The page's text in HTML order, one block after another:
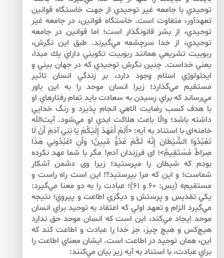
توحيدي با جامعه غير توحيدي از جهت خاستگاه قوانين
تعهدآور، متفاوت است. خاستگاه قوانين، در جامعه غير
توحيدي، از بشر قانونگذار است؛ اما قوانين در جامعه
توحيدي، از خدا سرچشمه مي‌‌گيرند. طبق اين نگرش،
ربوبيت تشريعي همانند ربوبيت تكويني داراي يك مبدا،
يعني خداست. چنين نگرش توحيدي كه در جهان بيني و
ايدئولوژي اسلام وجود دارد، بر زندگي انسان تاثير
مستقيم مي‌‌گذارد؛ زيرا انسان موحد را به اين باور
مي‌‌رساند كه براي رسيدن به سعادت بايد تمام رفتارهاي او
با هدف كسب رضايت الاهي انجام پذيرد و رنگ خدايي
داشته باشد؛ والّا باعث هلاكت ابدي او مي‌‌شود. آيت‌الله
خامنه‌‌اى با استناد به آيه: <أَلَمْ أَعْهَدْ إِلَيْكُمْ يَا بَنِي آدَمَ أَنْ لَا
تَعْبُدُوا الشَّيْطَانَ إِنَّهُ لَكُمْ عَدُوٌّ مُبِينٌ؛ وَأَنِ اعْبُدُونِي هَذَا
صِرَاطٌ مُسْتَقِيمٌ>؛ اى فرزندان آدم! مگر با شما عهد نكرده
بودم كه شيطان را مپرستيد؛ زيرا وى دشمن آشكار
شماست؛ و اين كه مرا بپرستيد؟! اين است راه راست و
مستقيم» (يس: ۶۰ و ۶۱)؛ عبادت را به دو معنا مي‌‌گيرد:
يكي تقديس و پرستش و ديگري اطاعت و پيروي؛ نتيجه
مي‌‌گيرد الزام و تعهد اولي كه اعتقاد به توحيد براي انسان
موحد ايجاد مي‌‌كند، اين است كه انسان موحد حق ندارد
هيچ‌‌كس و هيچ چيز، جز خدا را عبادت و اطاعت كند كه
اين، همان توحيد در اطاعت است. ايشان معناي اطاعت را
براي عبادت، با استناد به آيه زير بيان مي‌‌كنند: